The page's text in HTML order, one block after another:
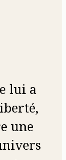
lui a
une